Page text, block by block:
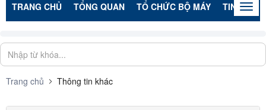
TRANG CHỦ TỔNG QUAN TỔ CHỨC BỘ MÁY TIN TỨC -
Trang chủ Thông tin khác